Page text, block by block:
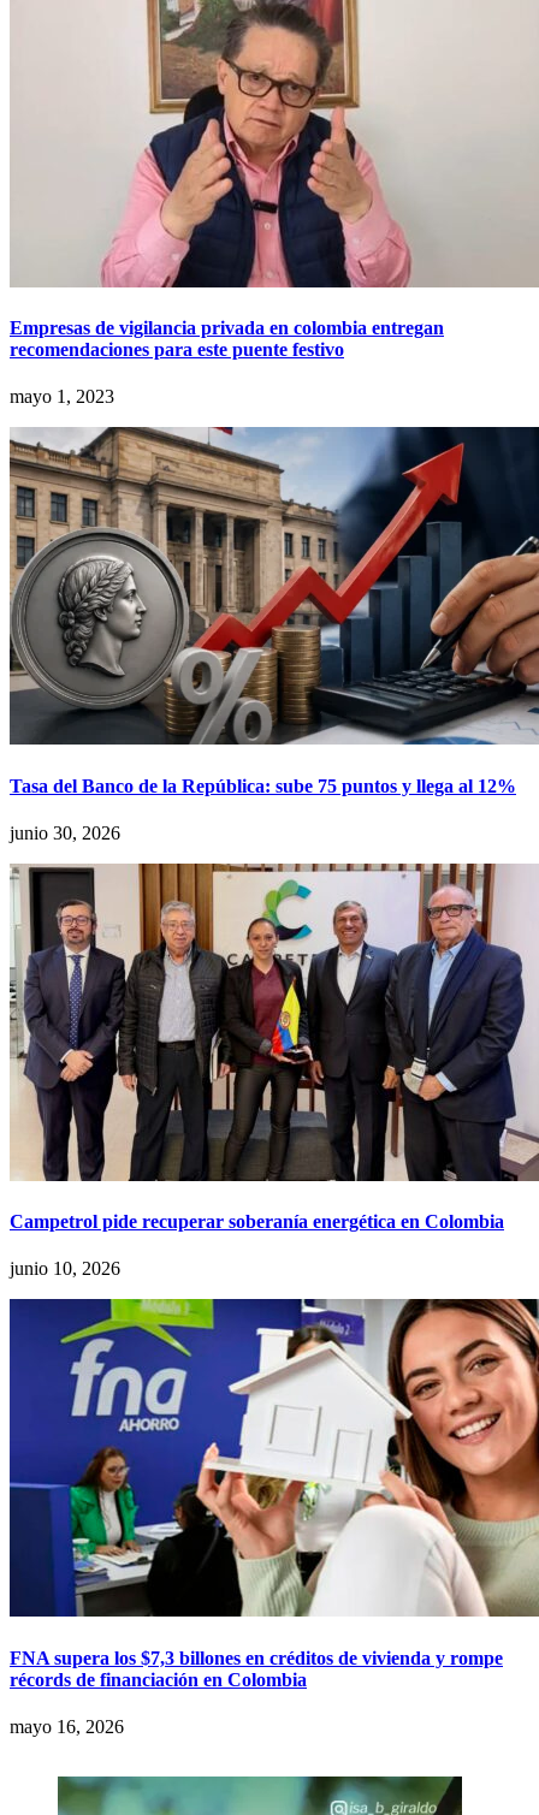
Empresas de vigilancia privada en colombia entregan
recomendaciones para este puente festivo
mayo 1, 2023
Tasa del Banco de la República: sube 75 puntos y llega al 12%
junio 30, 2026
Campetrol pide recuperar soberanía energética en Colombia
junio 10, 2026
FNA supera los $7,3 billones en créditos de vivienda y rompe
récords de financiación en Colombia
mayo 16, 2026